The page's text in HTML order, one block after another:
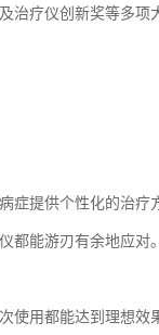
治疗仪创新奖等多项
症提供个性化的治疗
都能游刃有余地应对。
使用都能达到理想效